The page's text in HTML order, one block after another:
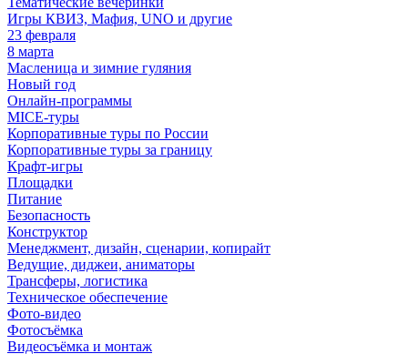
Игры КВИЗ, Мафия, UNO и другие
23 февраля
8 марта
Масленица и зимние гуляния
Новый год
Онлайн-программы
MICE‑туры
Корпоративные туры по России
Корпоративные туры за границу
Крафт-игры
Площадки
Питание
Безопасность
Конструктор
Менеджмент, дизайн, сценарии, копирайт
Ведущие, диджеи, аниматоры
Трансферы, логистика
Техническое обеспечение
Фото-видео
Фотосъёмка
Видеосъёмка и монтаж